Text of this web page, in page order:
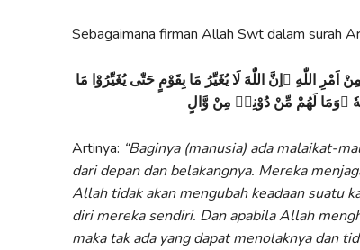
Sebagaimana firman Allah Swt dalam surah
اللّٰهِ ۗاِنَّ اللّٰهَ لَا يُغَيِّرُ مَا بِقَوْمٍ حَتّٰى يُغَيِّرُوْا مَا
ۚوَمَا لَهُمْ مِّنْ دُوْنِهٖ مِنْ وَّالٍ
Artinya: “Baginya (manusia) ada malaikat-
dari depan dan belakangnya. Mereka
Allah tidak akan mengubah keadaan suatu
diri mereka sendiri. Dan apabila Allah
maka tak ada yang dapat menolaknya dan